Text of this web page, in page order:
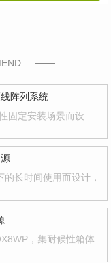
阵列系统
固定安装场景而设
长时间使用而设计，
，集耐候性箱体